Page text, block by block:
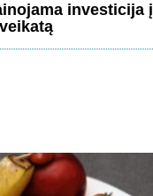
investicija į